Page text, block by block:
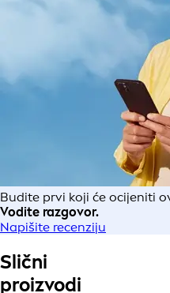
Budite prvi koji će ocijeniti
Vodite razgovor.
Napišite recenziju
Slični
proizvodi